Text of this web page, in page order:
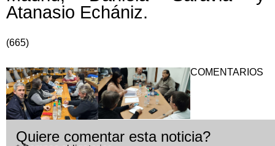
Atanasio Echániz.
(665)
COMENTARIOS
Quiere comentar esta noticia?